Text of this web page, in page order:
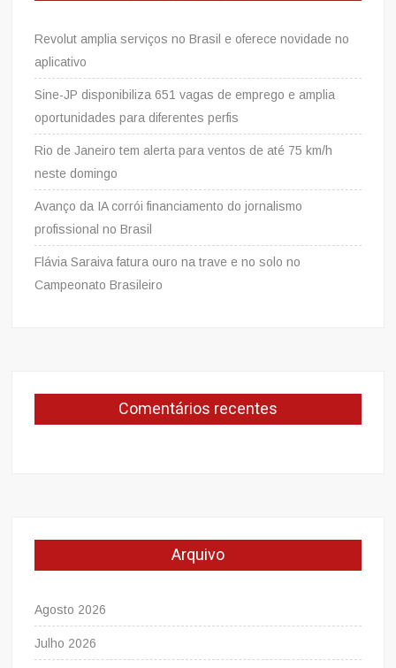
Revolut amplia serviços no Brasil e oferece novidade no
aplicativo
Sine-JP disponibiliza 651 vagas de emprego e amplia
oportunidades para diferentes perfis
Rio de Janeiro tem alerta para ventos de até 75 km/h
neste domingo
Avanço da IA corrói financiamento do jornalismo
profissional no Brasil
Flávia Saraiva fatura ouro na trave e no solo no
Campeonato Brasileiro
Comentários recentes
Arquivo
Agosto 2026
Julho 2026